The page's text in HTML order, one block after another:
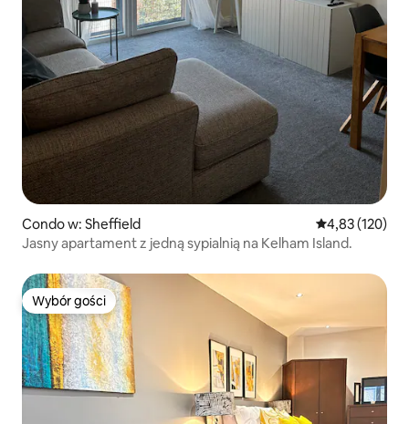
Condo w: Sheffield Średnia
4,83 (120)
Jasny apartament z jedną sypialnią na Kelham Island.
Wybór gości
Wybór gości